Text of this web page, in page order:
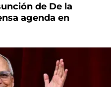
de De la
agenda en